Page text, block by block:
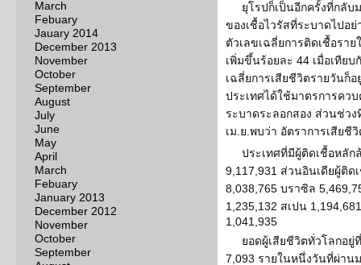
March
Febuary
Jauary 2014
December 2013
November
October
September
August
July
June
May
April
March
Febuary
January 2013
December 2012
November
October
September
ยุโรปก็เป็นอีกครั้งที่กลับ
ของเชื้อไวรัสที่ระบาดไปอ
ตัวเลขเฉลี่ยการติดเชื้อรา
เพิ่มขึ้นร้อยละ 44 เมื่อเทีย
เฉลี่ยการเสียชีวิตรายวันก็
ประเทศได้ใช้มาตรการคว
ระบาดระลอกสอง ส่วนช่ว
เม.ย.พบว่า อัตราการเสียชี
ประเทศที่มีผู้ติดเชื้อหลัก
9,117,931 ส่วนอินเดียผู้ติ
8,038,765 บราซิล
1,235,132 สเปน
1,041,935
ยอดผู้เสียชีวิตทั่วโลกอยู่
7,093 รายในหนึ่งวันที่ผ่าน